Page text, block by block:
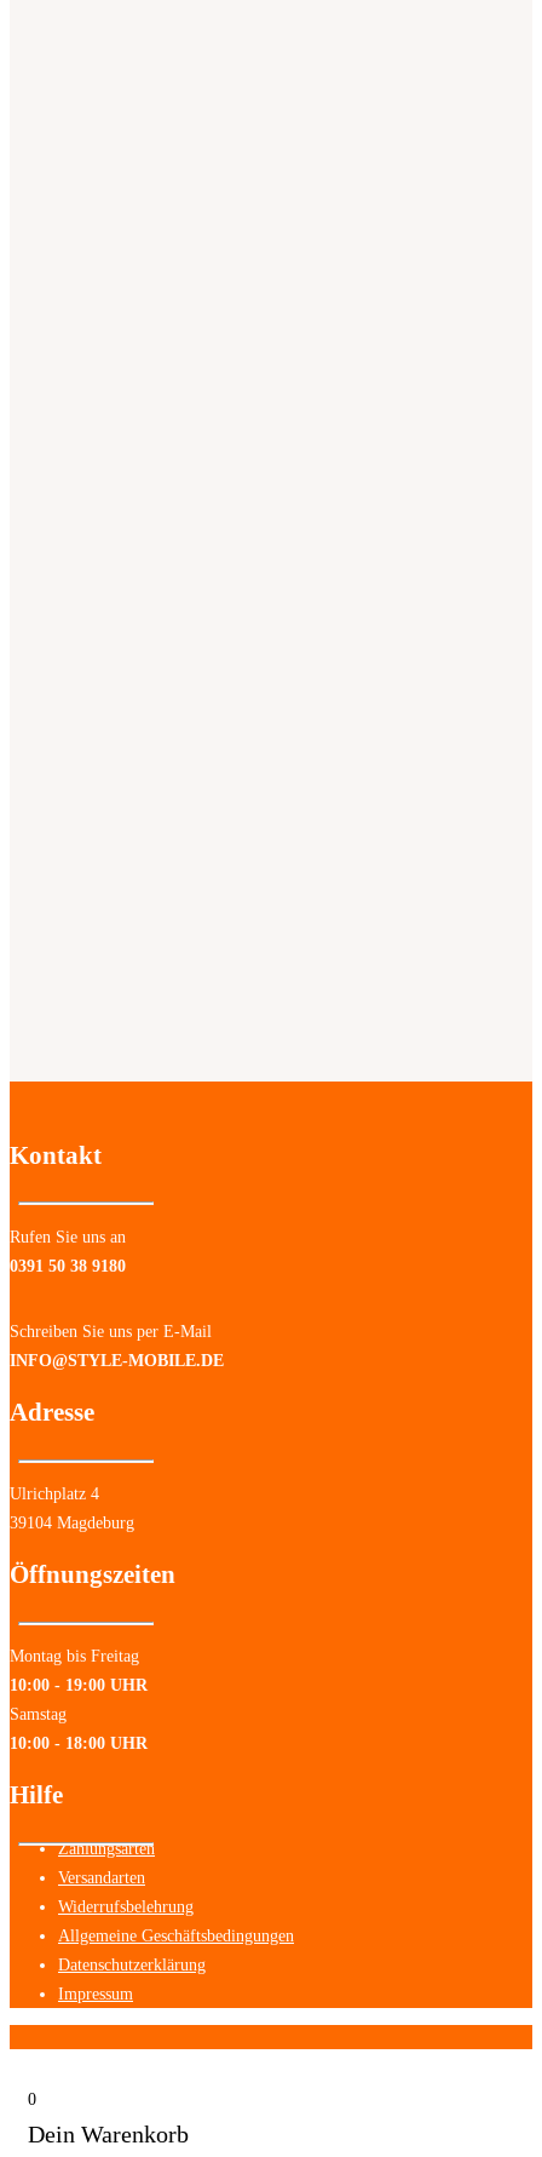
Kontakt
Rufen Sie uns an
0391 50 38 9180
Schreiben Sie uns per E-Mail
INFO@STYLE-MOBILE.DE
Adresse
Ulrichplatz 4
39104 Magdeburg
Öffnungszeiten
Montag bis Freitag
10:00 - 19:00 UHR
Samstag
10:00 - 18:00 UHR
Hilfe
Zahlungsarten
Versandarten
Widerrufsbelehrung
Allgemeine Geschäftsbedingungen
Datenschutzerklärung
Impressum
0
Dein Warenkorb